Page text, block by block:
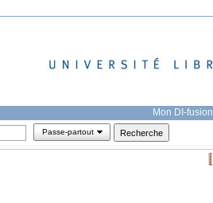
Mon DI-fusion
Passe-partout